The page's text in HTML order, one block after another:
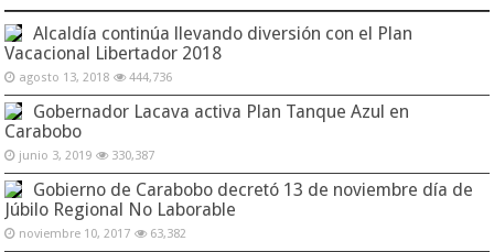
Alcaldía continúa llevando diversión con el Plan
Vacacional Libertador 2018
agosto 13, 2018 444,736
Gobernador Lacava activa Plan Tanque Azul en
Carabobo
junio 3, 2019 330,387
Gobierno de Carabobo decretó 13 de noviembre día de
Júbilo Regional No Laborable
noviembre 10, 2017 63,382